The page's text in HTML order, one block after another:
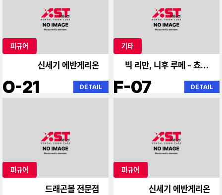
피규어
신세기 에반게리온
O-21 DETAIL
기타
빅 리만, 니후 루메 - 쵸 웨
이퍼
F-07 DETAIL
피규어
드래곤볼 전문점
피규어
신세기 에반게리온